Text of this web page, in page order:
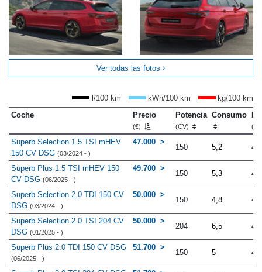
Ver todas las fotos
l/100 km kWh/100 km
kg/100 km
Coche
Precio
(€)
Potencia
(CV)
Consumo
Superb Selection 1.5 TSI mHEV
150 CV DSG (03/2024 - )
47.000
150 5,2
Superb Plus 1.5 TSI mHEV 150
CV DSG (06/2025 - )
49.700
150 5,3
Superb Selection 2.0 TDI 150 CV
DSG (03/2024 - )
50.000
150 4,8
Superb Selection 2.0 TSI 204 CV
DSG (01/2025 - )
50.000
204 6,5
Superb Plus 2.0 TDI 150 CV DSG
(06/2025 - )
51.700
150 5